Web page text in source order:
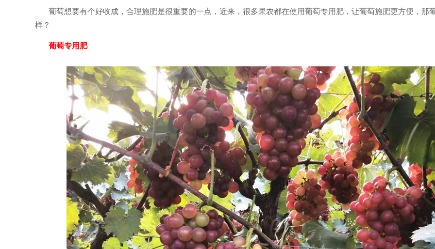
葡萄想要有个好收成，合理施肥是很重要的一点，近来，很多果农都在使用葡萄专用肥，让葡萄施肥更方便，那
样？
葡萄专用肥